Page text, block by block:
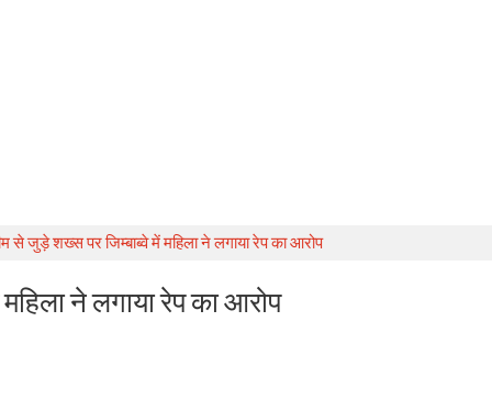
से जुड़े शख्स पर जिम्बाब्वे में महिला ने लगाया रेप का आरोप
ने लगाया रेप का आरोप